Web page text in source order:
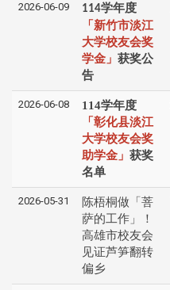
2026-06-09 114学年度
「新竹市淡江
大学校友会奖
学金」 获奖公
告
2026-06-08
114学年度
「彰化县淡江
大学校友会奖
助学金」 获奖
名单
2026-05-31
陈梧桐做「菩
萨的工作」！
高雄市校友会
见证芦笋翻转
偏乡